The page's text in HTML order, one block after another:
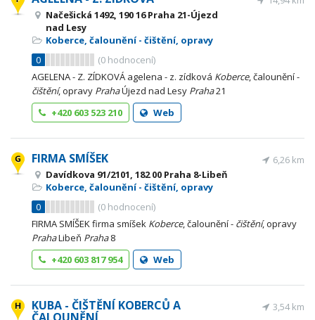
Načešická 1492, 190 16 Praha 21-Újezd
nad Lesy
Koberce, čalounění - čištění, opravy
0
(0 hodnocení)
AGELENA - Z. ZÍDKOVÁ agelena - z. zídková Koberce, čalounění -
čištění, opravy PrahaÚjezd nad Lesy Praha21
+420 603 523 210
Web
FIRMA SMÍŠEK
Davídkova 91/2101, 182 00 Praha 8-Libeň
Koberce, čalounění - čištění, opravy
0
(0 hodnocení)
6,26 km
FIRMA SMÍŠEK firma smíšek Koberce, čalounění - čištění, opravy
PrahaLibeň Praha8
+420 603 817 954
Web
KUBA - ČIŠTĚNÍ KOBERCŮ A 3,54 km